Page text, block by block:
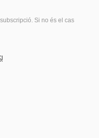
Si no és el cas